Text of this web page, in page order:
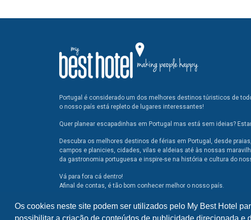
Os cookies neste site podem ser utilizados pelo My Best Hotel
possibilitar a criação de conteúdos de publicidade direcionada
Portugal é considerado um dos melhores destinos túristicos de
o nosso país está repleto de lugares interessantes!
Quer planear escapadinhas em Portugal mas está sem ideias?
Descubra os melhores destinos de férias em Portugal, desde
campos e planicies, cidades, vilas e aldeias até às nossas
da gastronomia portuguesa e inspire-se na história e cultura do
Vá para fora cá dentro!
Afinal de contas, é tão bom conhecer melhor o nosso país.